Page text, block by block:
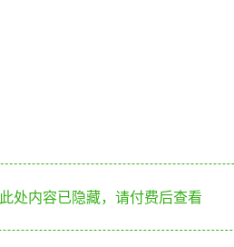
此处内容已隐藏，请付费后查看